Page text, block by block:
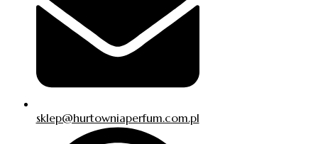
sklep@hurtowniaperfum.com.pl